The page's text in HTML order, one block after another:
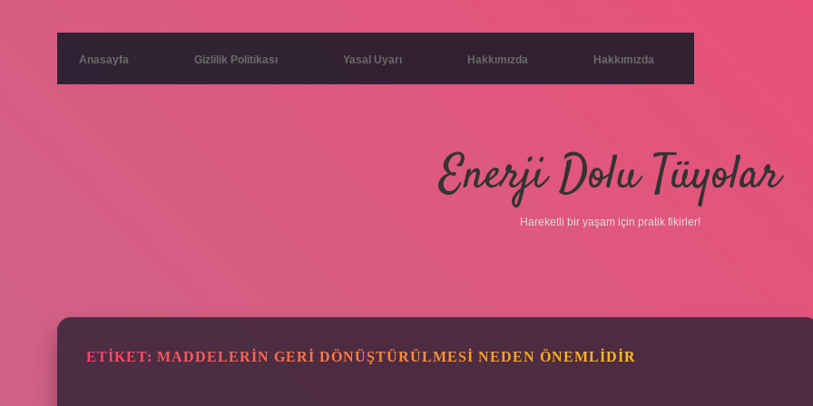
Anasayfa Gizlilik Politikası Yasal Uyarı Hakkımızda Hakkımızda
Enerji Dolu Tüyolar
Hareketli bir yaşam için pratik fikirler!
ETIKET: MADDELERIN GERI DÖNÜŞTÜRÜLMESI NEDEN ÖNEMLIDIR